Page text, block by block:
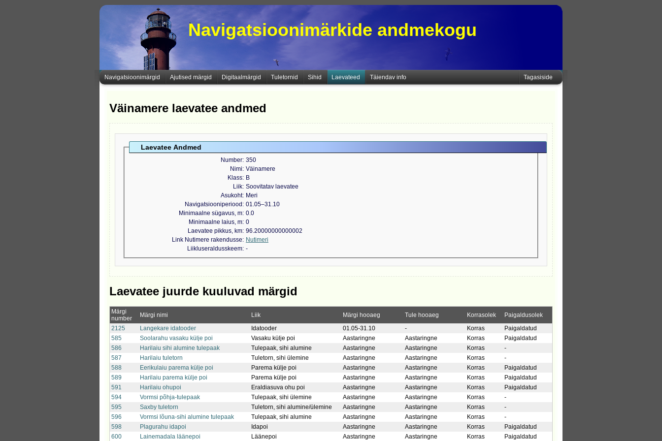
Navigatsioonimärkide andmekogu
Navigatsioonimärgid Ajutised märgid Digitaalmärgid Tuletornid Sihid Laevateed Täiendav info Tagasiside
Väinamere laevatee andmed
Laevatee Andmed
Number 350
Nimi Väinamere
Klass
B
Liik Soovitatav laevatee
Asukoht
Meri
Navigatsiooniperiood
01.05‒31.10
Minimaalne sügavus, m 0.0
Minimaalne laius, m 0
Laevatee pikkus, km 96.20000000000002
Link Nutimere rakendusse
Nutimeri
Liikluseraldusskeem -
Laevatee juurde kuuluvad märgid
Märgi
number
Märgi nimi Liik Märgi hooaeg Tule hooaeg Korrasolek
Paigaldusolek
2125
Langekare idatooder Idatooder 01.05-31.10 - Korras
Paigaldatud
585
Soolarahu vasaku külje poi Vasaku külje poi Aastaringne Aastaringne Korras
Paigaldatud
586
Harilaiu sihi alumine tulepaak Tulepaak, sihi alumine Aastaringne Aastaringne Korras
-
587
Harilaiu tuletorn Tuletorn, sihi ülemine Aastaringne Aastaringne Korras
-
588
Eerikulaiu parema külje poi Parema külje poi Aastaringne Aastaringne Korras
Paigaldatud
589
Harilaiu parema külje poi Parema külje poi Aastaringne Aastaringne Korras
Paigaldatud
591
Harilaiu ohupoi Eraldiasuva ohu poi Aastaringne Aastaringne Korras
Paigaldatud
594
Vormsi põhja-tulepaak Tulepaak, sihi ülemine Aastaringne Aastaringne Korras
-
595
Saxby tuletorn Tuletorn, sihi alumine/ülemine Aastaringne Aastaringne Korras
-
596
Vormsi lõuna-sihi alumine tulepaak Tulepaak, sihi alumine Aastaringne Aastaringne Korras
-
598
Plagurahu idapoi Idapoi Aastaringne Aastaringne Korras
Paigaldatud
600
Lainemadala läänepoi Läänepoi Aastaringne Aastaringne Korras Paigaldatud